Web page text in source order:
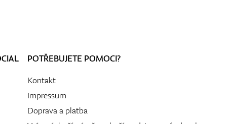
POTŘEBUJETE POMOCI?
Kontakt
Impressum
Doprava a platba